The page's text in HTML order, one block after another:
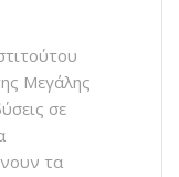
Μεγάλης
σε
τα